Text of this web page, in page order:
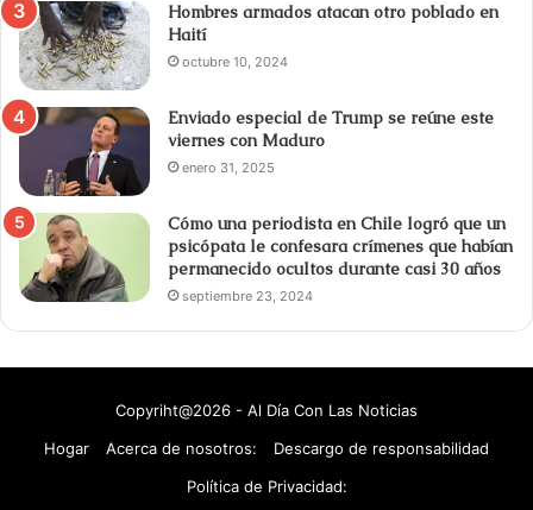
Hombres armados atacan otro poblado en
Haití
octubre 10, 2024
Enviado especial de Trump se reúne este
viernes con Maduro
enero 31, 2025
Cómo una periodista en Chile logró que un
psicópata le confesara crímenes que habían
permanecido ocultos durante casi 30 años
septiembre 23, 2024
Copyriht@2026 - Al Día Con Las Noticias
Hogar
Acerca de nosotros:
Descargo de responsabilidad
Política de Privacidad: